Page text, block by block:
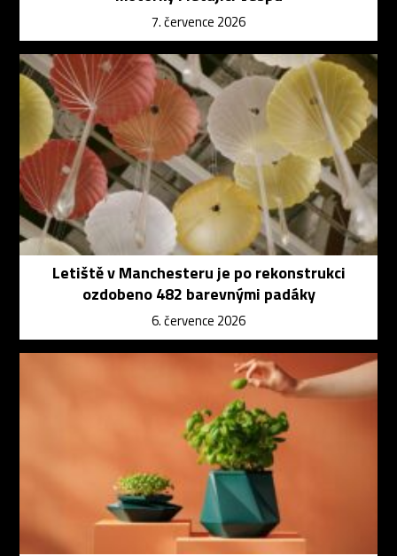
7. července 2026
Letiště v Manchesteru je po rekonstrukci
ozdobeno 482 barevnými padáky
6. července 2026